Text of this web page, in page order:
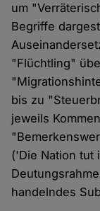
um
Begriffe
"Flüchtling"
bis zu
jeweils
('Die Nation tut
handelndes